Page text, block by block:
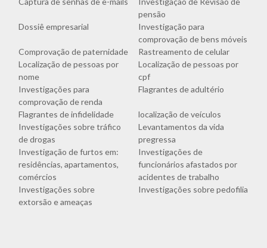
pensão
Dossiê empresarial
Investigação para
comprovação de bens móveis
Comprovação de paternidade
Rastreamento de celular
Localização de pessoas por
nome
Localização de pessoas por
cpf
Investigações para
comprovação de renda
Flagrantes de adultério
Flagrantes de infidelidade
localização de veículos
Investigações sobre tráfico
de drogas
Levantamentos da vida
pregressa
Investigação de furtos em:
residências, apartamentos,
comércios
Investigações de
funcionários afastados por
acidentes de trabalho
Investigações sobre
extorsão e ameaças
Investigações sobre pedofilia